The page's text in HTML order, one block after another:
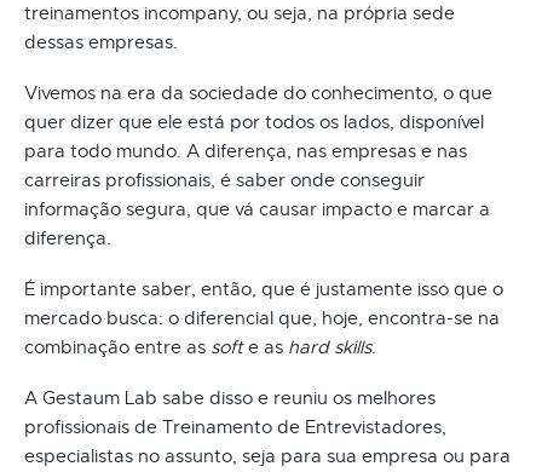
treinamentos incompany, ou seja, na própria sede
dessas empresas.
Vivemos na era da sociedade do conhecimento, o que
quer dizer que ele está por todos os lados, disponível
para todo mundo. A diferença, nas empresas e nas
carreiras profissionais, é saber onde conseguir
informação segura, que vá causar impacto e marcar a
diferença.
É importante saber, então, que é justamente isso que o
mercado busca: o diferencial que, hoje, encontra-se na
combinação entre as softe as hard skills.
A Gestaum Lab sabe disso e reuniu os melhores
profissionais de Treinamento de Entrevistadores,
especialistas no assunto, seja para sua empresa ou para